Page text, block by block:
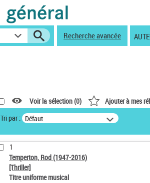
Recherche avancée
Voir la sélection (0) Ajouter à mes
Tri par : Défaut
1
Temperton, Rod (1947-2016)
[Thriller]
Titre uniforme musical